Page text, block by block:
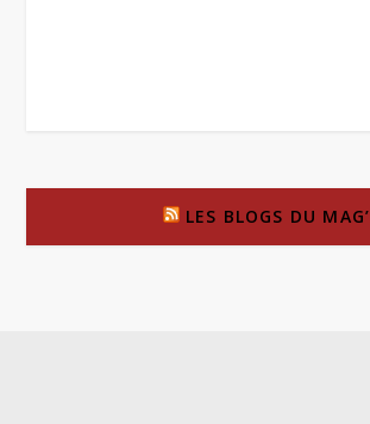
LES BLOGS DU MAG’